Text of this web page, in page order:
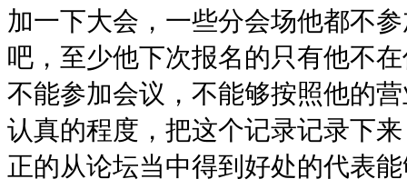
加一下大会，一些分会场他都不
吧，至少他下次报名的只有他不
不能参加会议，不能够按照他的
认真的程度，把这个记录记录下
正的从论坛当中得到好处的代表